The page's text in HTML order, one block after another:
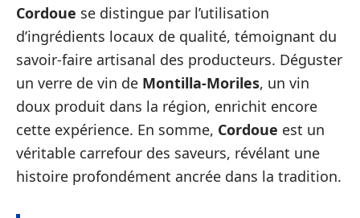
Cordoue se distingue par l’utilisation
d’ingrédients locaux de qualité, témoignant du
savoir-faire artisanal des producteurs. Déguster
un verre de vin de Montilla-Moriles, un vin
doux produit dans la région, enrichit encore
cette expérience. En somme, Cordoue est un
véritable carrefour des saveurs, révélant une
histoire profondément ancrée dans la tradition.